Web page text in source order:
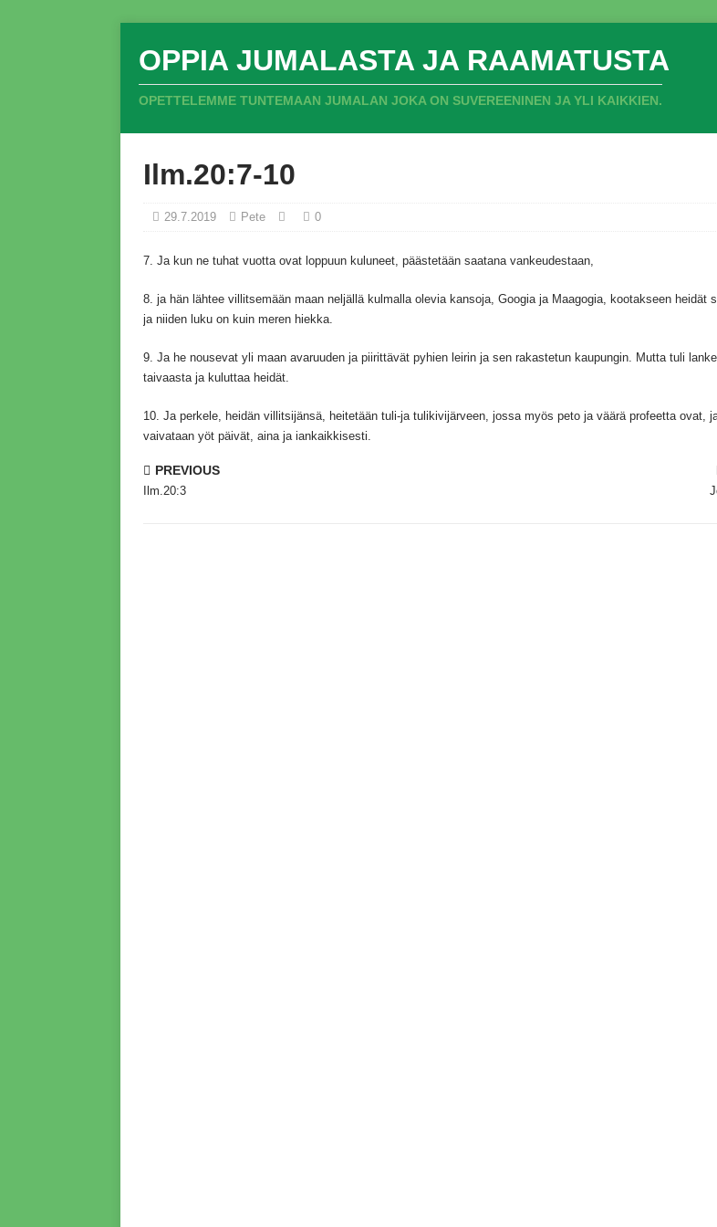
OPPIA JUMALASTA JA RAAMATUSTA
OPETTELEMME TUNTEMAAN JUMALAN JOKA ON SUVEREENINEN JA YLI KAIKKIEN.
Ilm.20:7-10
29.7.2019 Pete 0
7. Ja kun ne tuhat vuotta ovat loppuun kuluneet, päästetään saatana vankeudestaan,
8. ja hän lähtee villitsemään maan neljällä kulmalla olevia kansoja, Googia ja Maagogia, kootakseen heidät
ja niiden luku on kuin meren hiekka.
9. Ja he nousevat yli maan avaruuden ja piirittävät pyhien leirin ja sen rakastetun kaupungin. Mutta tuli
taivaasta ja kuluttaa heidät.
10. Ja perkele, heidän villitsijänsä, heitetään tuli-ja tulikivijärveen, jossa myös peto ja väärä profeetta ovat,
vaivataan yöt päivät, aina ja iankaikkisesti.
PREVIOUS
Ilm.20:3